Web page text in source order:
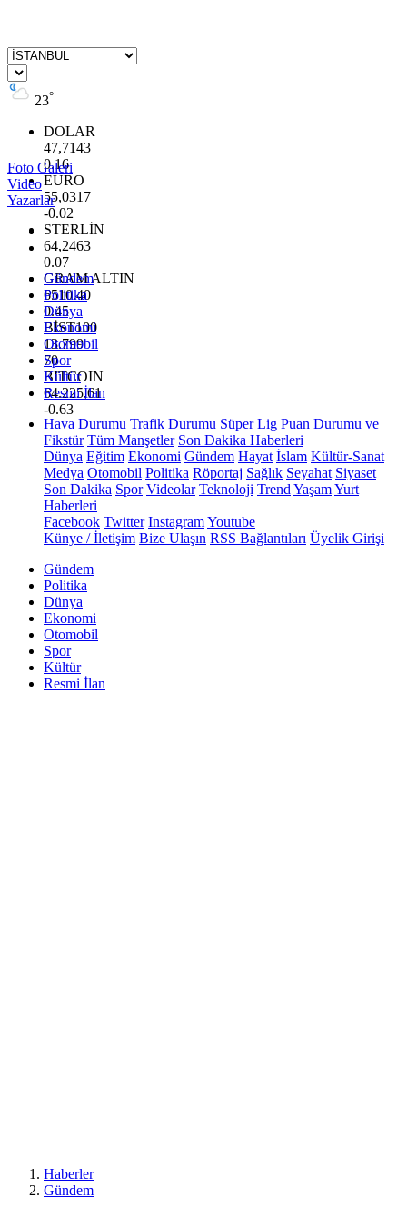
23°
DOLAR
47,7143
0.16
EURO
55,0317
-0.02
STERLİN
64,2463
0.07
GRAM ALTIN
6510.40
0.45
BİST100
13.799
70
BITCOIN
64.225,61
-0.63
Foto Galeri
Video
Yazarlar
Gündem
Politika
Dünya
Ekonomi
Otomobil
Spor
Kültür
Resmi İlan
Hava Durumu Trafik Durumu Süper Lig Puan Durumu ve
Fikstür Tüm Manşetler Son Dakika Haberleri
Dünya Eğitim Ekonomi Gündem Hayat İslam Kültür-Sanat
Medya Otomobil Politika Röportaj Sağlık Seyahat Siyaset
Son Dakika Spor Videolar Teknoloji Trend YaşamYurt
Haberleri
Facebook Twitter InstagramYoutube
Künye / İletişim Bize Ulaşın RSS Bağlantıları Üyelik Girişi
Gündem
Politika
Dünya
Ekonomi
Otomobil
Spor
Kültür
Resmi İlan
Haberler
Gündem